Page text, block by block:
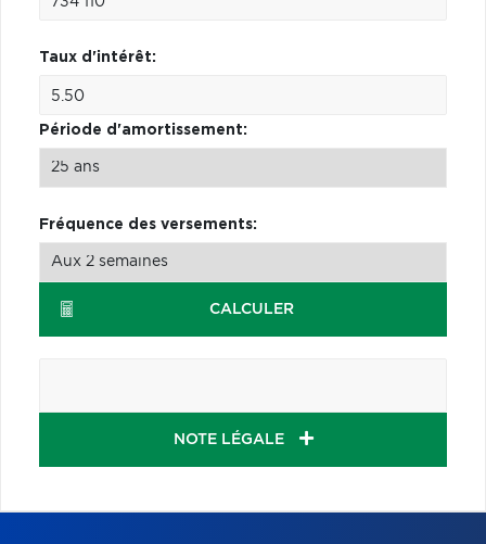
Taux d'intérêt:
Période d'amortissement:
Fréquence des versements:
CALCULER
NOTE LÉGALE